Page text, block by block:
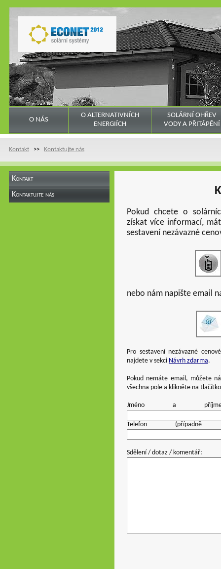
O NÁS
O ALTERNATIVNÍCH
ENERGIÍCH
SOLÁRNÍ OHŘEV
VODY A PŘITÁPĚNÍ
Kontakt >> Kontaktujte nás
Kontakt
Kontaktujte nás
Pokud chcete o
získat více informací,
sestavení nezávazné
nebo nám napište email
Pro sestavení nezávazné
najdete v sekci Návrh zdarma.
Pokud nemáte email, můžete
všechna pole a klikněte na
Jméno a
Telefon
Sdělení / dotaz / komentář: